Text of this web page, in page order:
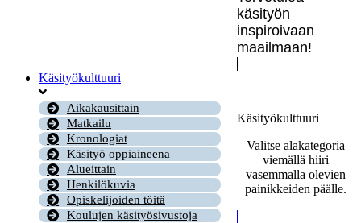
käsityön
inspiroivaan
maailmaan!
Käsityökulttuuri
Aikakausittain
Matkailu
Kronologiat
Käsityö oppiaineena
Alueittain
Henkilökuvia
Opiskelijoiden töitä
Koulujen käsityösivustoja
Käsityökulttuuri
Valitse alakategoria
viemällä hiiri
vasemmalla olevien
painikkeiden päälle.